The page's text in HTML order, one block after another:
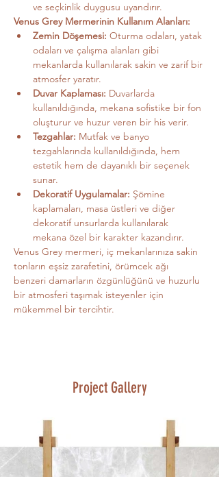
ve seçkinlik duygusu uyandırır.
Venus Grey Mermerinin Kullanım Alanları:
Zemin Döşemesi: Oturma odaları, yatak
odaları ve çalışma alanları gibi
mekanlarda kullanılarak sakin ve zarif bir
atmosfer yaratır.
Duvar Kaplaması: Duvarlarda
kullanıldığında, mekana sofistike bir fon
oluşturur ve huzur veren bir his verir.
Tezgahlar: Mutfak ve banyo
tezgahlarında kullanıldığında, hem
estetik hem de dayanıklı bir seçenek
sunar.
Dekoratif Uygulamalar: Şömine
kaplamaları, masa üstleri ve diğer
dekoratif unsurlarda kullanılarak
mekana özel bir karakter kazandırır.
Venus Grey mermeri, iç mekanlarınıza sakin
tonların eşsiz zarafetini, örümcek ağı
benzeri damarların özgünlüğünü ve huzurlu
bir atmosferi taşımak isteyenler için
mükemmel bir tercihtir.
Project Gallery